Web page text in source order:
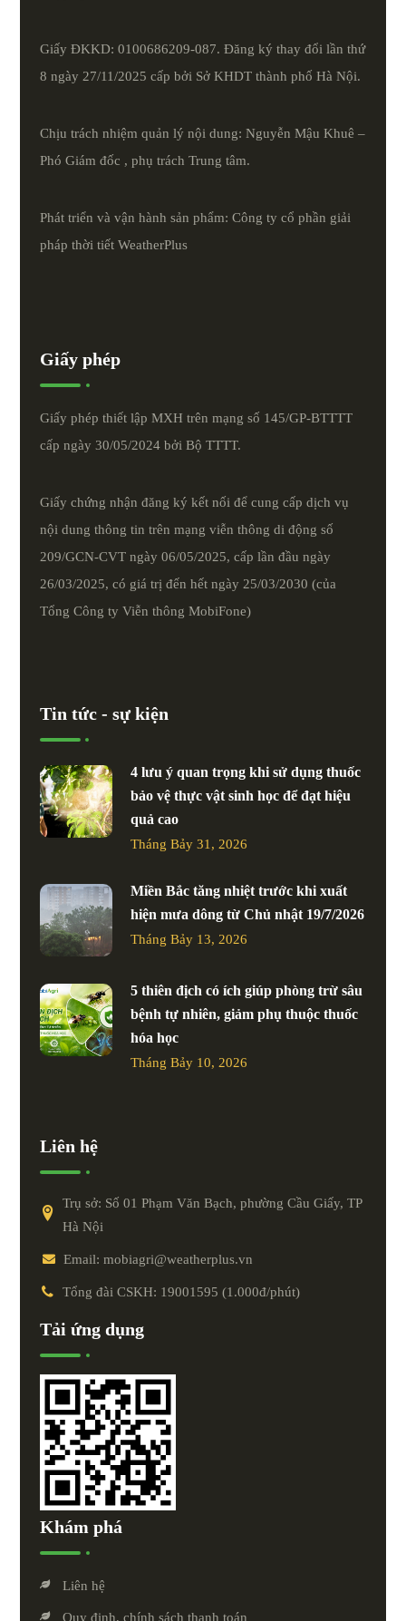
Giấy ĐKKD: 0100686209-087. Đăng ký thay đổi lần thứ
8 ngày 27/11/2025 cấp bởi Sở KHDT thành phố Hà Nội.
Chịu trách nhiệm quản lý nội dung: Nguyễn Mậu Khuê –
Phó Giám đốc , phụ trách Trung tâm.
Phát triển và vận hành sản phẩm: Công ty cổ phần giải
pháp thời tiếtWeatherPlus
Giấy phép
Giấy phép thiết lập MXH trên mạng số 145/GP-BTTTT
cấp ngày 30/05/2024 bởi Bộ TTTT.
Giấy chứng nhận đăng ký kết nối để cung cấp dịch vụ
nội dung thông tin trên mạng viễn thông di động số
209/GCN-CVT ngày 06/05/2025, cấp lần đầu ngày
26/03/2025, có giá trị đến hết ngày 25/03/2030 (của
Tổng Công ty Viễn thông MobiFone)
Tin tức - sự kiện
4 lưu ý quan trọng khi sử dụng thuốc
bảo vệ thực vật sinh học để đạt hiệu
quả cao
Tháng Bảy 31, 2026
Miền Bắc tăng nhiệt trước khi xuất
hiện mưa dông từ Chủ nhật 19/7/2026
Tháng Bảy 13, 2026
5 thiên địch có ích giúp phòng trừ sâu
bệnh tự nhiên, giảm phụ thuộc thuốc
hóa học
Tháng Bảy 10, 2026
Liên hệ
Trụ sở: Số 01 Phạm Văn Bạch, phường Cầu Giấy, TP
Hà Nội
Email: mobiagri@weatherplus.vn
Tổng đài CSKH: 19001595 (1.000đ/phút)
Tải ứng dụng
Khám phá
Liên hệ
Quy định, chính sách thanh toán